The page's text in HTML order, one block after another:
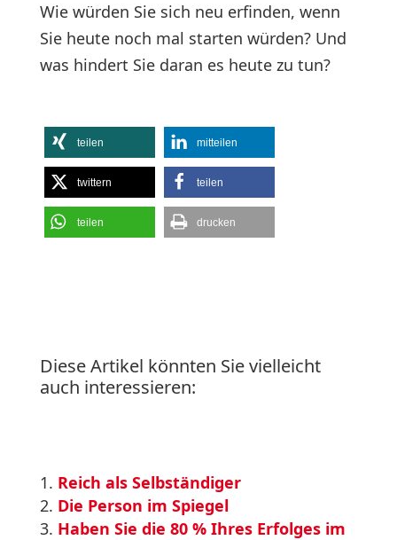
Wie würden Sie sich neu erfinden, wenn
Sie heute noch mal starten würden? Und
was hindert Sie daran es heute zu tun?
teilen mitteilen
twittern teilen
teilen drucken
Diese Artikel könnten Sie vielleicht
auch interessieren:
Reich als Selbständiger
Die Person im Spiegel
Haben Sie die 80 % Ihres Erfolges im